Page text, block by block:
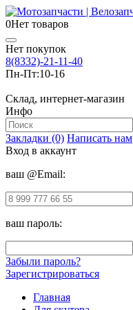
0Нет товаров
Нет покупок
8(8332)-21-11-40
Пн-Пт:10-16
Склад, интернет-магазин
Инфо
Закладки (0) Написать нам
Вход в аккаунт
ваш @Email:
ваш пароль:
Забыли пароль?
Зарегистрироваться
Главная